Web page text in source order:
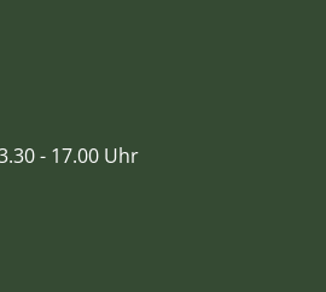
- 17.00 Uhr